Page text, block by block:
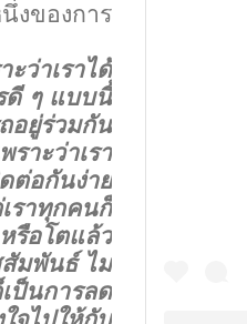
งของการ
ว่าเราได้
ดี ๆ แบบนี้
อยู่ร่วมกัน
าะว่าเรา
ต่อกันง่าย
ราทุกคนก็
รือโตแล้ว
สัมพันธ์ ไม่
ป็นการลด